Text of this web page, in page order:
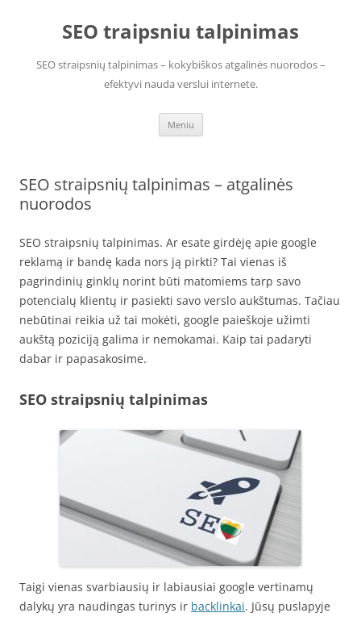
SEO traipsniu talpinimas
SEO straipsnių talpinimas – kokybiškos atgalinės nuorodos –
efektyvi nauda verslui internete.
Meniu
SEO straipsnių talpinimas – atgalinės
nuorodos
SEO straipsnių talpinimas. Ar esate girdėję apie google
reklamą ir bandę kada nors ją pirkti? Tai vienas iš
pagrindinių ginklų norint būti matomiems tarp savo
potencialų klientų ir pasiekti savo verslo aukštumas. Tačiau
nebūtinai reikia už tai mokėti, google paieškoje užimti
aukštą poziciją galima ir nemokamai. Kaip tai padaryti
dabar ir papasakosime.
SEO straipsnių talpinimas
Taigi vienas svarbiausių ir labiausiai google vertinamų
dalykų yra naudingas turinys ir backlinkai. Jūsų puslapyje